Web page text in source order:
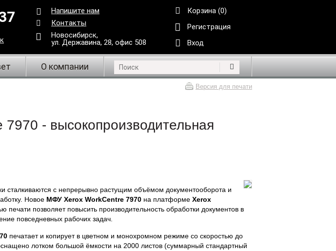
Напишите нам
Контакты
Новосибирск,
ул. Державина, 28, офис 508
Корзина (0)
Регистрация
Вход
О компании
Версия для печати
7970 - высокопроизводительная
сталкиваются с непрерывно растущим объёмом документооборота и
Новое МФУ Xerox WorkCentre 7970на платформе Xerox
печати позволяет повысить производительность обработки документов в
повседневных рабочих задач.
печатает и копирует в цветном и монохромном режиме со скоростью до
лотком большой ёмкости на 2000 листов (суммарный стандартный